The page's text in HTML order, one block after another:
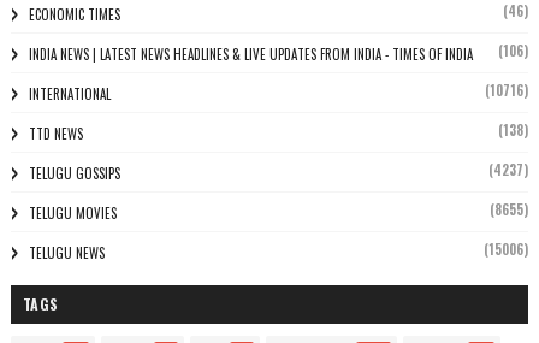
ECONOMIC TIMES (46)
INDIA NEWS | LATEST NEWS HEADLINES & LIVE UPDATES FROM INDIA - TIMES OF INDIA (106)
INTERNATIONAL (10716)
TTD NEWS (138)
TELUGU GOSSIPS (4237)
TELUGU MOVIES (8655)
TELUGU NEWS (15006)
TAGS